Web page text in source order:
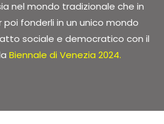
nel mondo tradizionale che in
fonderli in un unico mondo
sociale e democratico con il
Biennale di Venezia 2024.